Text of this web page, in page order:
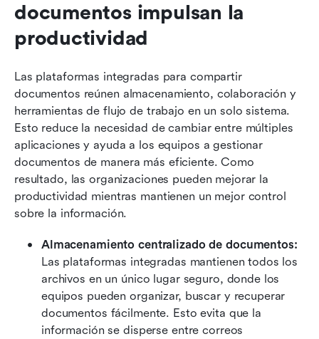
documentos impulsan la
productividad
Las plataformas integradas para compartir
documentos reúnen almacenamiento, colaboración y
herramientas de flujo de trabajo en un solo sistema.
Esto reduce la necesidad de cambiar entre múltiples
aplicaciones y ayuda a los equipos a gestionar
documentos de manera más eficiente. Como
resultado, las organizaciones pueden mejorar la
productividad mientras mantienen un mejor control
sobre la información.
Almacenamiento centralizado de documentos:
Las plataformas integradas mantienen todos los
archivos en un único lugar seguro, donde los
equipos pueden organizar, buscar y recuperar
documentos fácilmente. Esto evita que la
información se disperse entre correos